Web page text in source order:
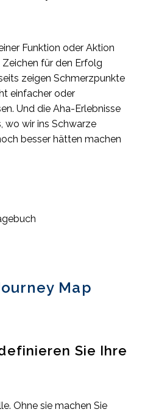
Funktion oder Aktion
für den Erfolg
zeigen Schmerzpunkte
einfacher oder
Und die Aha-Erlebnisse
wo wir ins Schwarze
besser hätten machen
Map
Sie Ihre
Ohne sie machen Sie